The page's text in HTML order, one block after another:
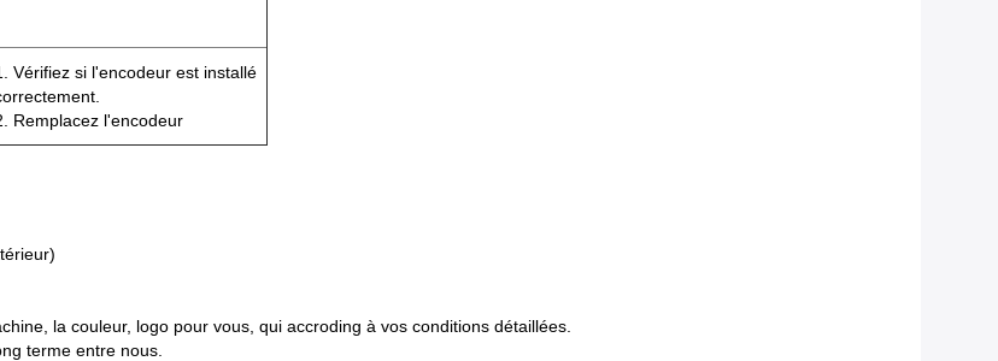
Vérifiez si l'encodeur est installé
Remplacez l'encodeur
la couleur, logo pour vous, qui accroding à vos conditions détaillées.
terme entre nous.